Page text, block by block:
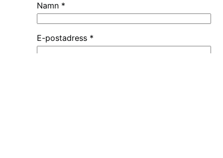
Namn *
E-postadress *